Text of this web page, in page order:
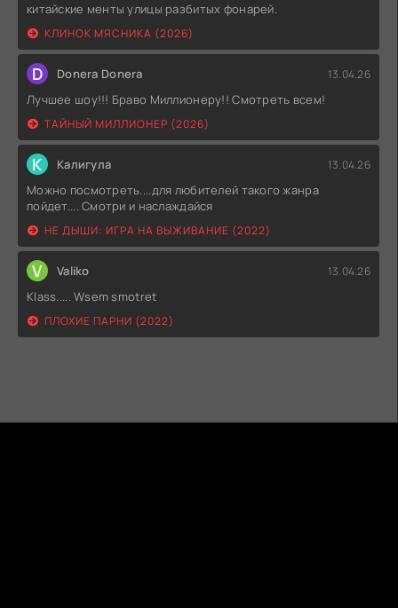
китайские менты улицы разбитых фонарей.
КЛИНОК МЯСНИКА (2026)
D Donera Donera 13.04.26
Лучшее шоу!!! Браво Миллионеру!! Смотреть всем!
ТАЙНЫЙ МИЛЛИОНЕР (2026)
К Калигула 13.04.26
Можно посмотреть....для любителей такого жанра
пойдет.... Смотри и наслаждайся
НЕ ДЫШИ: ИГРА НА ВЫЖИВАНИЕ (2022)
V Valiko 13.04.26
Klass..... Wsem smotret
ПЛОХИЕ ПАРНИ (2022)